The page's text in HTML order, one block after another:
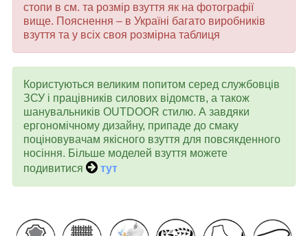
стопи в см. та розмір взуття як на фотографії
вище. Пояснення – в Україні багато виробників
взуття та у всіх своя розмірна таблиця
Користуються великим попитом серед службовців
ЗСУ і працівників силових відомств, а також
шанувальників OUTDOOR стилю. А завдяки
ергономічному дизайну, припаде до смаку
поціновувачам якісного взуття для повсякденного
носіння. Більше моделей взуття можете
подивитися
тут